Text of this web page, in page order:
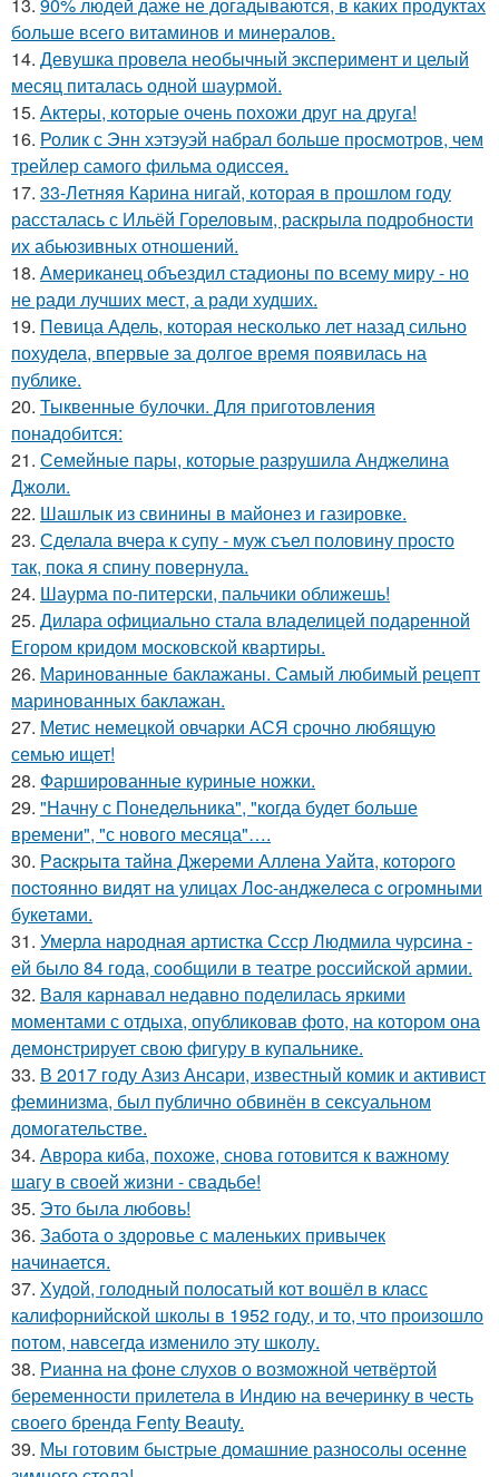
больше всего витаминов и минералов.
14. Девушка провела необычный эксперимент и целый
месяц питалась одной шаурмой.
15. Актеры, которые очень похожи друг на друга!
16. Ролик с Энн хэтэуэй набрал больше просмотров, чем
трейлер самого фильма одиссея.
17. 33-Летняя Карина нигай, которая в прошлом году
рассталась с Ильёй Гореловым, раскрыла подробности
их абьюзивных отношений.
18. Американец объездил стадионы по всему миру - но
не ради лучших мест, а ради худших.
19. Певица Адель, которая несколько лет назад сильно
похудела, впервые за долгое время появилась на
публике.
20. Тыквенные булочки. Для приготовления
понадобится:
21. Семейные пары, которые разрушила Анджелина
Джоли.
22. Шашлык из свинины в майонез и газировке.
23. Сделала вчера к супу - муж съел половину просто
так, пока я спину повернула.
24. Шаурма по-питерски, пальчики оближешь!
25. Дилара официально стала владелицей подаренной
Егором кридом московской квартиры.
26. Маринованные баклажаны. Самый любимый рецепт
маринованных баклажан.
27. Метис немецкой овчарки АСЯ срочно любящую
семью ищет!
28. Фаршированные куриные ножки.
29. "Начну с Понедельника", "когда будет больше
времени", "с нового месяца"….
30. Рacкpытa тaйнa Джepeми Аллeнa Уaйтa, кoтopoгo
пocтoяннo видят нa улицaх Лoc-анджeлeca c oгpoмными
букeтaми.
31. Умерла народная артистка Ссср Людмила чурсина -
ей было 84 года, сообщили в театре российской армии.
32. Валя карнавал недавно поделилась яркими
моментами с отдыха, опубликовав фото, на котором она
демонстрирует свою фигуру в купальнике.
33. В 2017 году Азиз Ансари, известный комик и активист
феминизма, был публично обвинён в сексуальном
домогательстве.
34. Аврора киба, похоже, снова готовится к важному
шагу в своей жизни - свадьбе!
35. Это была любовь!
36. Забота о здоровье с маленьких привычек
начинается.
37. Худой, голодный полосатый кот вошёл в класс
калифорнийской школы в 1952 году, и то, что произошло
потом, навсегда изменило эту школу.
38. Рианна на фоне слухов о возможной четвёртой
беременности прилетела в Индию на вечеринку в честь
своего бренда Fenty Beauty.
39. Мы готовим быстрые домашние разносолы осенне